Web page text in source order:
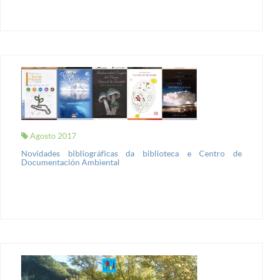
Agosto 2017
Novidades bibliográficas da biblioteca e Centro de
Documentación Ambiental